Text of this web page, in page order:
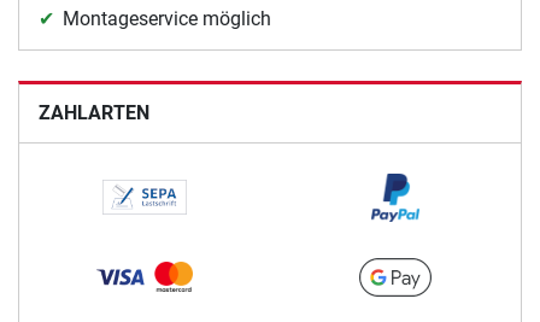
Montageservice möglich
ZAHLARTEN